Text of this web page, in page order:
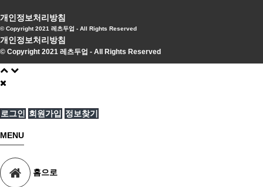
개인정보처리방침
© Copyright 2021 레츠두업 - All Rights Reserved
개인정보처리방침
© Copyright 2021 레츠두업 - All Rights Reserved
로그인 회원가입 정보찾기
MENU
홈으로